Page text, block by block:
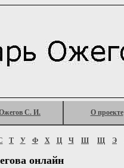
С. И. О проекте
Т У Ф Х Ц Ч Ш Щ Э
онлайн